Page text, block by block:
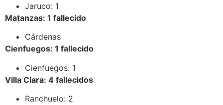
Jaruco: 1
Matanzas: 1 fallecido
Cárdenas
Cienfuegos: 1 fallecido
Cienfuegos: 1
Villa Clara: 4 fallecidos
Ranchuelo: 2